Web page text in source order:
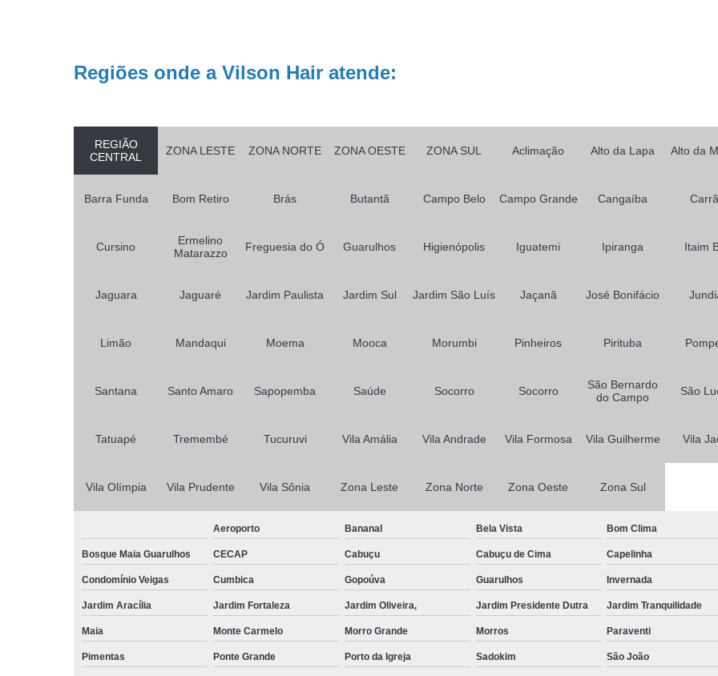
Regiões onde a Vilson Hair atende:
REGIÃO
CENTRAL
ZONA LESTE ZONA NORTE ZONA OESTE ZONA SUL Aclimação Alto da Lapa Alto da
Barra Funda Bom Retiro Brás Butantã Campo Belo Campo Grande Cangaíba
Cursino
Ermelino
Matarazzo
Freguesia do Ó Guarulhos Higienópolis Iguatemi Ipiranga Itaim
Jaguara Jaguaré Jardim Paulista Jardim Sul Jardim São Luís Jaçanã José Bonifácio
Limão Mandaqui Moema Mooca Morumbi Pinheiros Pirituba
Santana Santo Amaro Sapopemba Saúde Socorro Socorro
São Bernardo
do Campo
São
Tatuapé Tremembé Tucuruvi Vila Amália Vila Andrade Vila Formosa Vila Guilherme Vila
Vila Olímpia Vila Prudente Vila Sônia Zona Leste Zona Norte Zona Oeste Zona Sul
Aeroporto Bananal Bela Vista Bom Clima
Bosque Maia Guarulhos CECAP Cabuçu Cabuçu de Cima Capelinha
Condomínio Veigas Cumbica Gopoúva Guarulhos Invernada
Jardim Aracília Jardim Fortaleza Jardim Oliveira, Jardim Presidente Dutra Jardim Tranquilidade
Maia Monte Carmelo Morro Grande Morros Paraventi
Pimentas Ponte Grande Porto da Igreja Sadokim São João